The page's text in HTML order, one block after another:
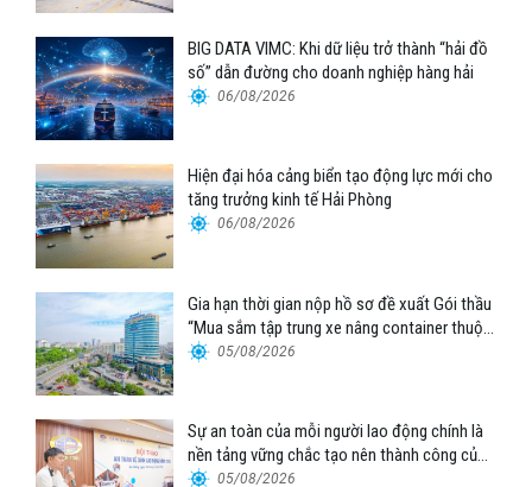
BIG DATA VIMC: Khi dữ liệu trở thành “hải đồ
số” dẫn đường cho doanh nghiệp hàng hải
06/08/2026
Hiện đại hóa cảng biển tạo động lực mới cho
tăng trưởng kinh tế Hải Phòng
06/08/2026
Gia hạn thời gian nộp hồ sơ đề xuất Gói thầu
“Mua sắm tập trung xe nâng container thuộc
Tổng công ty Hàng hải Việt Nam – CTCP”
05/08/2026
Sự an toàn của mỗi người lao động chính là
nền tảng vững chắc tạo nên thành công của
Cảng Đà Nẵng
05/08/2026